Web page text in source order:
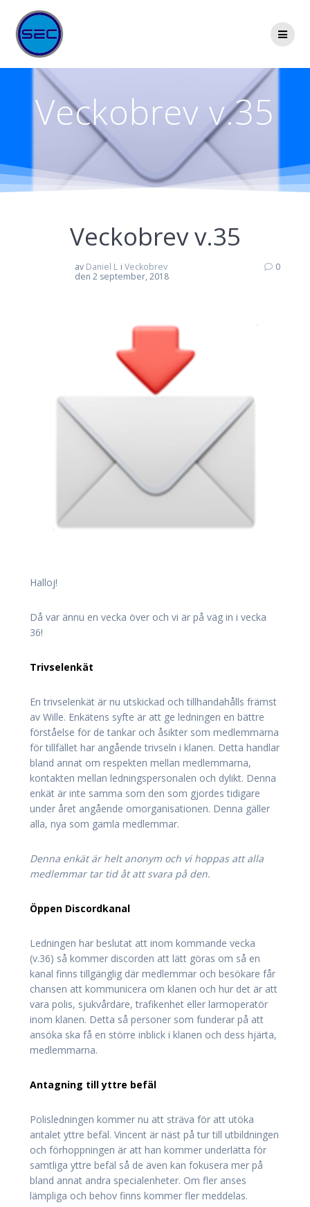
Veckobrev v.35
Veckobrev v.35
av Daniel L iVeckobrev
den 2 september, 2018
0
Halloj!
Då var ännu en vecka över och vi är på väg in i vecka
36!
Trivselenkät
En trivselenkät är nu utskickad och tillhandahålls främst
av Wille. Enkätens syfte är att ge ledningen en bättre
förståelse för de tankar och åsikter som medlemmarna
för tillfället har angående trivseln i klanen. Detta handlar
bland annat om respekten mellan medlemmarna,
kontakten mellan ledningspersonalen och dylikt. Denna
enkät är inte samma som den som gjordes tidigare
under året angående omorganisationen. Denna gäller
alla, nya som gamla medlemmar.
Denna enkät är helt anonym och vi hoppas att alla
medlemmar tar tid åt att svara på den.
Öppen Discordkanal
Ledningen har beslutat att inom kommande vecka
(v.36) så kommer discorden att lätt göras om så en
kanal finns tillgänglig där medlemmar och besökare får
chansen att kommunicera om klanen och hur det är att
vara polis, sjukvårdare, trafikenhet eller larmoperatör
inom klanen. Detta så personer som funderar på att
ansöka ska få en större inblick i klanen och dess hjärta,
medlemmarna.
Antagning till yttre befäl
Polisledningen kommer nu att sträva för att utöka
antalet yttre befäl. Vincent är näst på tur till utbildningen
och förhoppningen är att han kommer underlätta för
samtliga yttre befäl så de även kan fokusera mer på
bland annat andra specialenheter. Om fler anses
lämpliga och behov finns kommer fler meddelas.